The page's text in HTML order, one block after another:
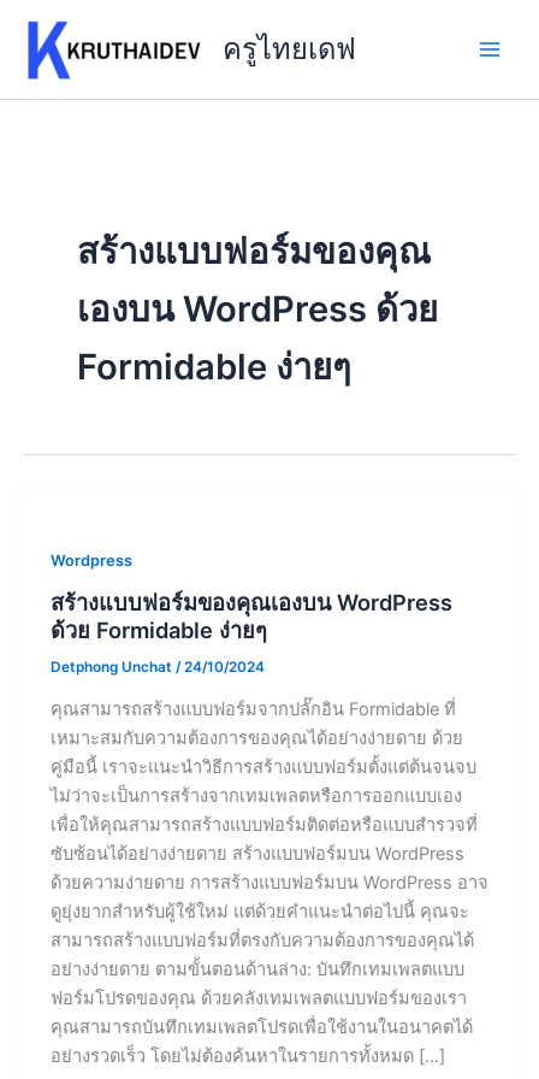
content
ครูไทยเดฟ
สร้างแบบฟอร์มของคุณ
เองบน WordPress ด้วย
Formidable ง่ายๆ
Wordpress
สร้างแบบฟอร์มของคุณเองบน WordPress
ด้วย Formidable ง่ายๆ
Detphong Unchat /24/10/2024
คุณสามารถสร้างแบบฟอร์มจากปลั๊กอิน Formidable ที่
เหมาะสมกับความต้องการของคุณได้อย่างง่ายดาย ด้วย
คู่มือนี้ เราจะแนะนำวิธีการสร้างแบบฟอร์มตั้งแต่ต้นจนจบ
ไม่ว่าจะเป็นการสร้างจากเทมเพลตหรือการออกแบบเอง
เพื่อให้คุณสามารถสร้างแบบฟอร์มติดต่อหรือแบบสำรวจที่
ซับซ้อนได้อย่างง่ายดาย สร้างแบบฟอร์มบน WordPress
ด้วยความง่ายดาย การสร้างแบบฟอร์มบน WordPress อาจ
ดูยุ่งยากสำหรับผู้ใช้ใหม่ แต่ด้วยคำแนะนำต่อไปนี้ คุณจะ
สามารถสร้างแบบฟอร์มที่ตรงกับความต้องการของคุณได้
อย่างง่ายดาย ตามขั้นตอนด้านล่าง: บันทึกเทมเพลตแบบ
ฟอร์มโปรดของคุณ ด้วยคลังเทมเพลตแบบฟอร์มของเรา
คุณสามารถบันทึกเทมเพลตโปรดเพื่อใช้งานในอนาคตได้
อย่างรวดเร็ว โดยไม่ต้องค้นหาในรายการทั้งหมด […]